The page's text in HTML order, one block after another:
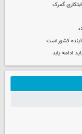
گمرک
کشور است
ادامه یابد